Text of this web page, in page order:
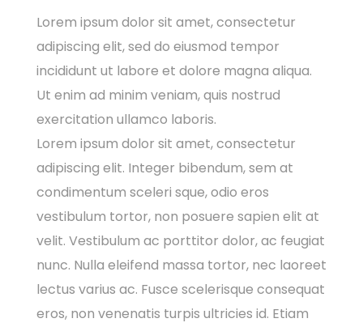
Lorem ipsum dolor sit amet, consectetur
adipiscing elit, sed do eiusmod tempor
incididunt ut labore et dolore magna aliqua.
Ut enim ad minim veniam, quis nostrud
exercitation ullamco laboris.
Lorem ipsum dolor sit amet, consectetur
adipiscing elit. Integer bibendum, sem at
condimentum sceleri sque, odio eros
vestibulum tortor, non posuere sapien elit at
velit. Vestibulum ac porttitor dolor, ac feugiat
nunc. Nulla eleifend massa tortor, nec laoreet
lectus varius ac. Fusce scelerisque consequat
eros, non venenatis turpis ultricies id. Etiam